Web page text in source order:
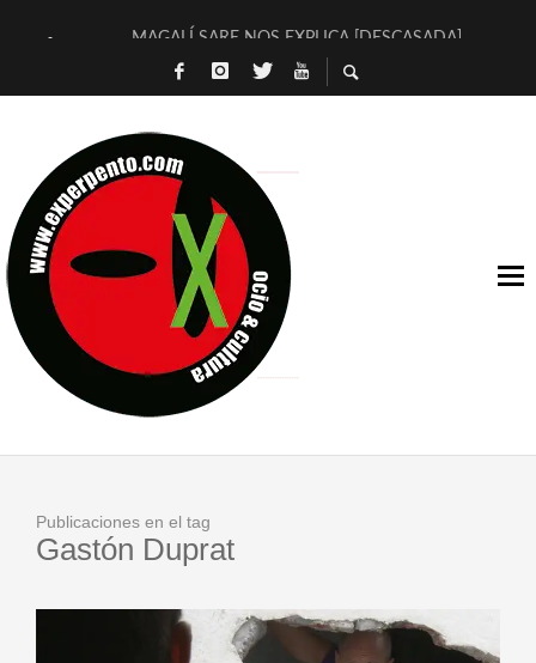
MAGALÍ SARE NOS EXPLICA [DESCASADA]
«NO TENGO PUTOS SUEÑOS»
[LA BOLA NEGRA] DE JAVIER CALVO Y JAVIER AMBROSSI
OSLO OVNIES LLEGAN CORRIENDO A ARANDA
FÉLIX CALVO NOS PRESENTA [LAS PALMERAS] (NOVELA
[EL SER QUERIDO] DE RODRIGO SOROGOYEN
ENTREVISTA A IVÁN HUMANES POR [EL LIBRO ROJO]
ARRABAL, ARRABAL, ARRABAL, ARRABEAUX
Publicaciones en el tag
Gastón Duprat